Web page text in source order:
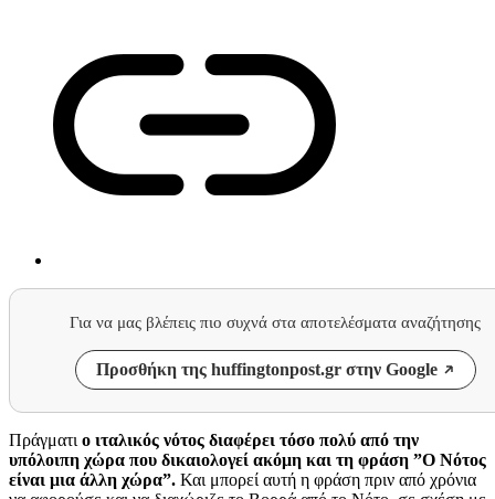
Για να μας βλέπεις πιο συχνά στα αποτελέσματα αναζήτησης
Προσθήκη της huffingtonpost.gr στην Google
Πράγματι ο ιταλικός νότος διαφέρει τόσο πολύ από την
υπόλοιπη χώρα που δικαιολογεί ακόμη και τη φράση ”Ο Νότος
είναι μια άλλη χώρα”. Και μπορεί αυτή η φράση πριν από χρόνια